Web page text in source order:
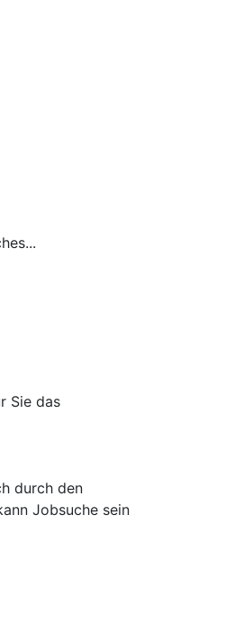
Sie das
durch den
Jobsuche sein